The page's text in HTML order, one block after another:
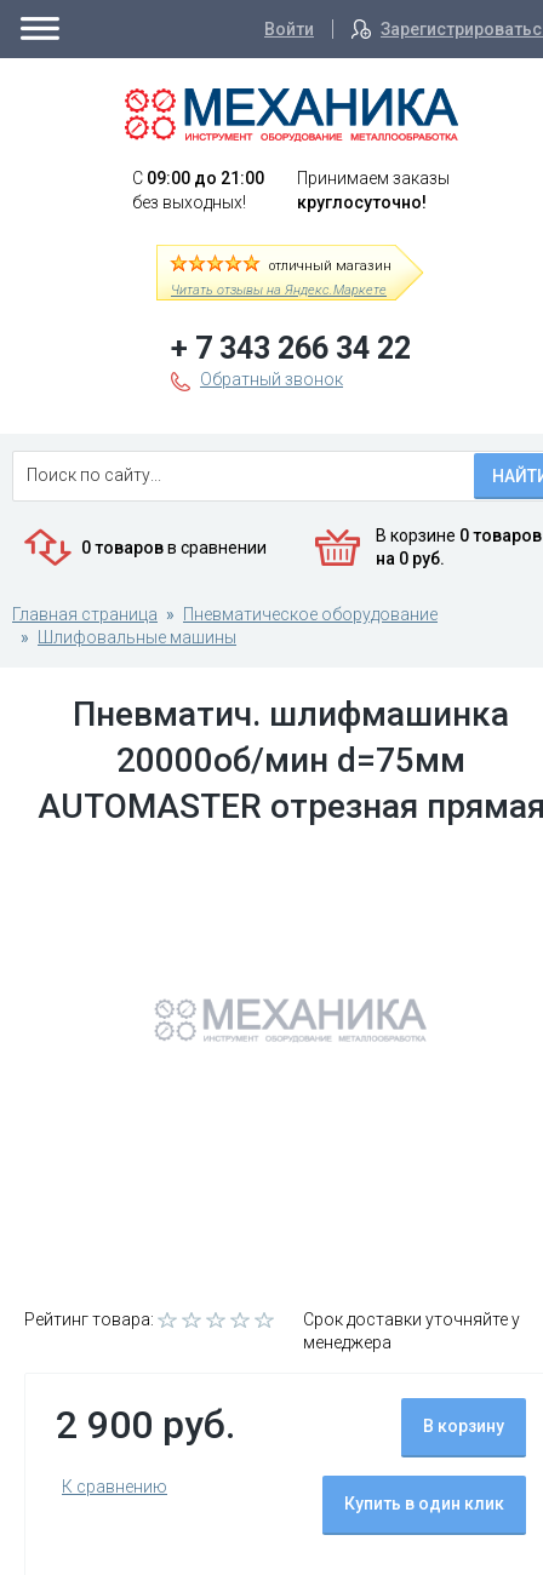
Войти
C 09:00 до 21:00
без выходных!
Принимаем заказы
круглосуточно!
отличный магазин
Читать отзывы на Яндекс.Маркете
+ 7 343 266 34 22
Обратный звонок
0 товаровв сравнении
В корзине 0 товаров
на 0 руб.
Главная страница
Пневматическое оборудование
Шлифовальные машины
Пневматич. шлифмашинка
20000об/мин d=75мм
AUTOMASTER отрезная
Рейтинг товара:
Срок доставки уточняйте у
менеджера
2 900 руб.
К сравнению
В корзину
Купить в один клик